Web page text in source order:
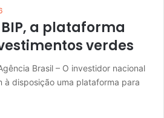
a plataforma
verdes
Brasil – O investidor nacional
à disposição uma plataforma para